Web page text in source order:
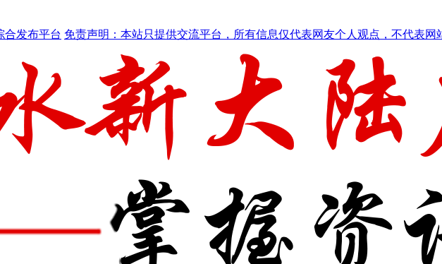
合发布平台 免责声明：本站只提供交流平台，所有信息仅代表网友个人观点，不代表网